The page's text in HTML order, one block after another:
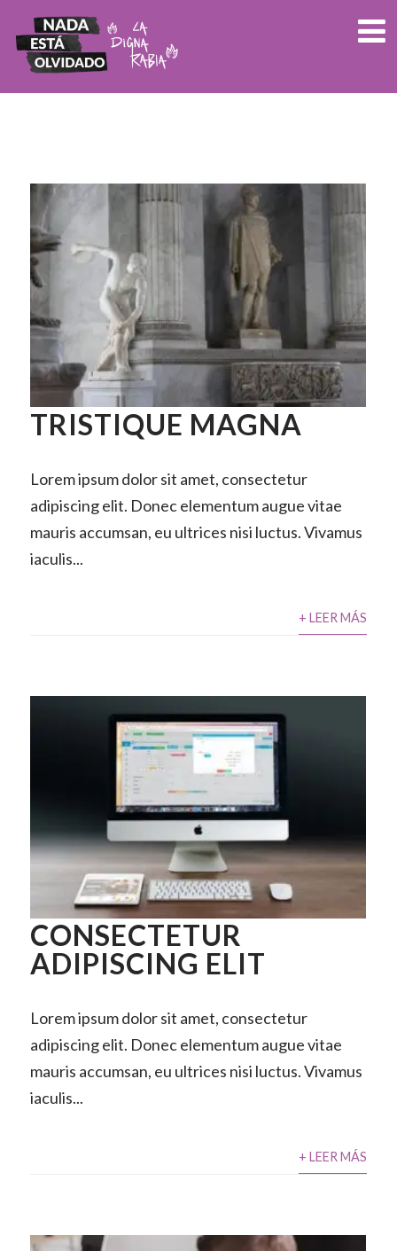
TRISTIQUE MAGNA
Lorem ipsum dolor sit amet, consectetur
adipiscing elit. Donec elementum augue vitae
mauris accumsan, eu ultrices nisi luctus. Vivamus
iaculis...
+ LEER MÁS
CONSECTETUR
ADIPISCING ELIT
Lorem ipsum dolor sit amet, consectetur
adipiscing elit. Donec elementum augue vitae
mauris accumsan, eu ultrices nisi luctus. Vivamus
iaculis...
+ LEER MÁS